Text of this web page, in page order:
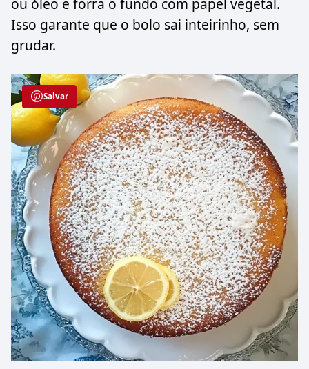
ou óleo e forra o fundo com papel vegetal.
Isso garante que o bolo sai inteirinho, sem
grudar.
Salvar